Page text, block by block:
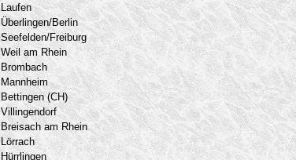
Laufen
Überlingen/Berlin
Seefelden/Freiburg
Weil am Rhein
Brombach
Mannheim
Bettingen (CH)
Villingendorf
Breisach am Rhein
Lörrach
Hürrlingen